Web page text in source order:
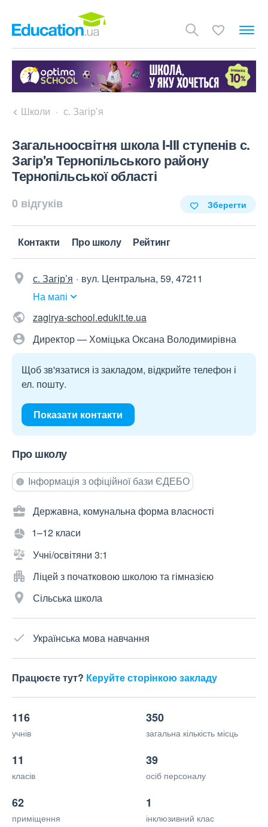
Школи с. Загір’я
Загальноосвітня школа I-III ступенів с.
Загір'я Тернопільського району
Тернопільської області
0 відгуків Зберегти
Контакти Про школу Рейтинг
с. Загір’я
вул. Центральна, 59, 47211
На мапі
zagirya-school.edukit.te.ua
Директор — Хоміцька Оксана Володимирівна
Щоб зв'язатися із закладом, відкрийте телефон і
ел. пошту.
Показати контакти
Про школу
Інформація з офіційної бази ЄДЕБО
Державна, комунальна форма власності
1–12 класи
Учні/освітяни 3:1
Ліцей з початковою школою та гімназією
Сільська школа
Українська мова навчання
Працюєте тут? Керуйте сторінкою закладу
116
учнів
350
загальна кількість місць
11
класів
39
осіб персоналу
62
приміщення
1
інклюзивний клас